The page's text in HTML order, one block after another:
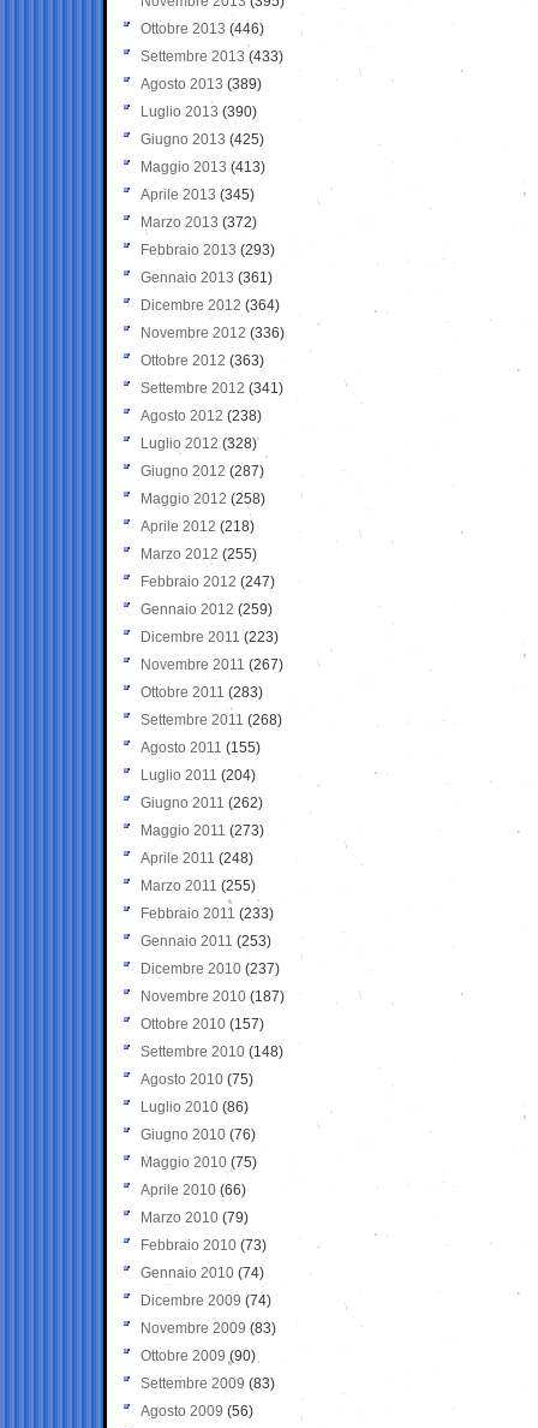
Ottobre 2013 (446)
Settembre 2013 (433)
Agosto 2013 (389)
Luglio 2013 (390)
Giugno 2013 (425)
Maggio 2013 (413)
Aprile 2013 (345)
Marzo 2013 (372)
Febbraio 2013 (293)
Gennaio 2013 (361)
Dicembre 2012 (364)
Novembre 2012 (336)
Ottobre 2012 (363)
Settembre 2012 (341)
Agosto 2012 (238)
Luglio 2012 (328)
Giugno 2012 (287)
Maggio 2012 (258)
Aprile 2012 (218)
Marzo 2012 (255)
Febbraio 2012 (247)
Gennaio 2012 (259)
Dicembre 2011 (223)
Novembre 2011 (267)
Ottobre 2011 (283)
Settembre 2011 (268)
Agosto 2011 (155)
Luglio 2011 (204)
Giugno 2011 (262)
Maggio 2011 (273)
Aprile 2011 (248)
Marzo 2011 (255)
Febbraio 2011 (233)
Gennaio 2011 (253)
Dicembre 2010 (237)
Novembre 2010 (187)
Ottobre 2010 (157)
Settembre 2010 (148)
Agosto 2010 (75)
Luglio 2010 (86)
Giugno 2010 (76)
Maggio 2010 (75)
Aprile 2010 (66)
Marzo 2010 (79)
Febbraio 2010 (73)
Gennaio 2010 (74)
Dicembre 2009 (74)
Novembre 2009 (83)
Ottobre 2009 (90)
Settembre 2009 (83)
Agosto 2009 (56)